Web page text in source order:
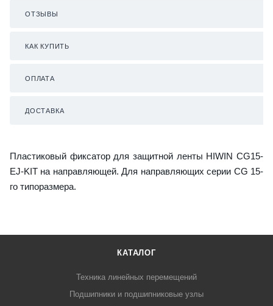
ОТЗЫВЫ
КАК КУПИТЬ
ОПЛАТА
ДОСТАВКА
Пластиковый фиксатор для защитной ленты HIWIN CG15-
EJ-KIT на направляющей. Для направляющих серии CG 15-
го типоразмера.
КАТАЛОГ
Техника линейных перемещений
Подшипники и подшипниковые узлы